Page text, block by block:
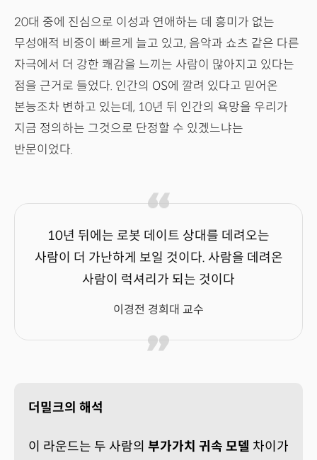
20대 중에 진심으로 이성과 연애하는 데 흥미가 없는
무성애적 비중이 빠르게 늘고 있고, 음악과 쇼츠 같은 다른
자극에서 더 강한 쾌감을 느끼는 사람이 많아지고 있다는
점을 근거로 들었다. 인간의 OS에 깔려 있다고 믿어온
본능조차 변하고 있는데, 10년 뒤 인간의 욕망을 우리가
지금 정의하는 그것으로 단정할 수 있겠느냐는
반문이었다.
10년 뒤에는 로봇 데이트 상대를 데려오는
사람이 더 가난하게 보일 것이다. 사람을 데려온
사람이 럭셔리가 되는 것이다
이경전 경희대 교수
더밀크의 해석
이 라운드는 두 사람의 부가가치 귀속 모델 차이가